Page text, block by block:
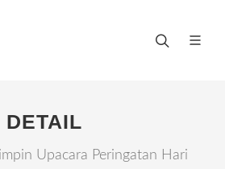
DETAIL
Upacara Peringatan Hari